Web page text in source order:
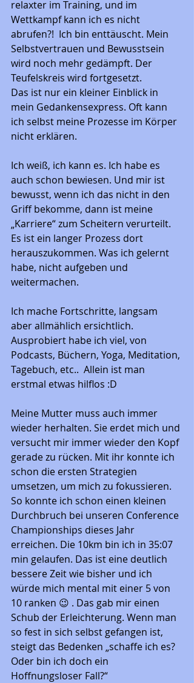
relaxter im Training, und im
Wettkampf kann ich es nicht
abrufen?!  Ich bin enttäuscht. Mein
Selbstvertrauen und Bewusstsein
wird noch mehr gedämpft. Der
Teufelskreis wird fortgesetzt.
Das ist nur ein kleiner Einblick in
mein Gedankensexpress. Oft kann
ich selbst meine Prozesse im Körper
nicht erklären.
Ich weiß, ich kann es. Ich habe es
auch schon bewiesen. Und mir ist
bewusst, wenn ich das nicht in den
Griff bekomme, dann ist meine
„Karriere“ zum Scheitern verurteilt.
Es ist ein langer Prozess dort
herauszukommen. Was ich gelernt
habe, nicht aufgeben und
weitermachen.
Ich mache Fortschritte, langsam
aber allmählich ersichtlich.
Ausprobiert habe ich viel, von
Podcasts, Büchern, Yoga, Meditation,
Tagebuch, etc..  Allein ist man
erstmal etwas hilflos :D
Meine Mutter muss auch immer
wieder herhalten. Sie erdet mich und
versucht mir immer wieder den Kopf
gerade zu rücken. Mit ihr konnte ich
schon die ersten Strategien
umsetzen, um mich zu fokussieren.
So konnte ich schon einen kleinen
Durchbruch bei unseren Conference
Championships dieses Jahr
erreichen. Die 10km bin ich in 35:07
min gelaufen. Das ist eine deutlich
bessere Zeit wie bisher und ich
würde mich mental mit einer 5 von
10 ranken 😉 . Das gab mir einen
Schub der Erleichterung. Wenn man
so fest in sich selbst gefangen ist,
steigt das Bedenken „schaffe ich es?
Oder bin ich doch ein
Hoffnungsloser Fall?“